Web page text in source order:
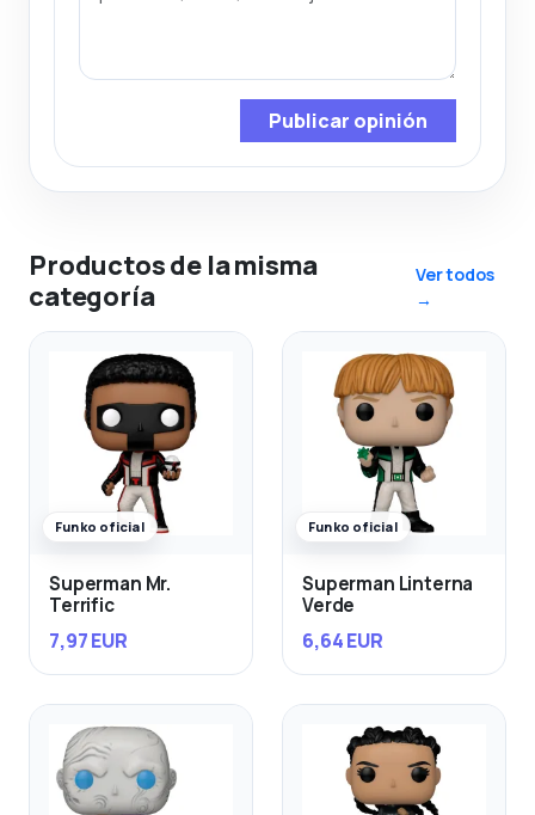
Publicar opinión
Productos de la misma
categoría
Ver todos
→
Funko oficial
Superman Mr.
Terrific
7,97 EUR
Funko oficial
Superman Linterna
Verde
6,64 EUR